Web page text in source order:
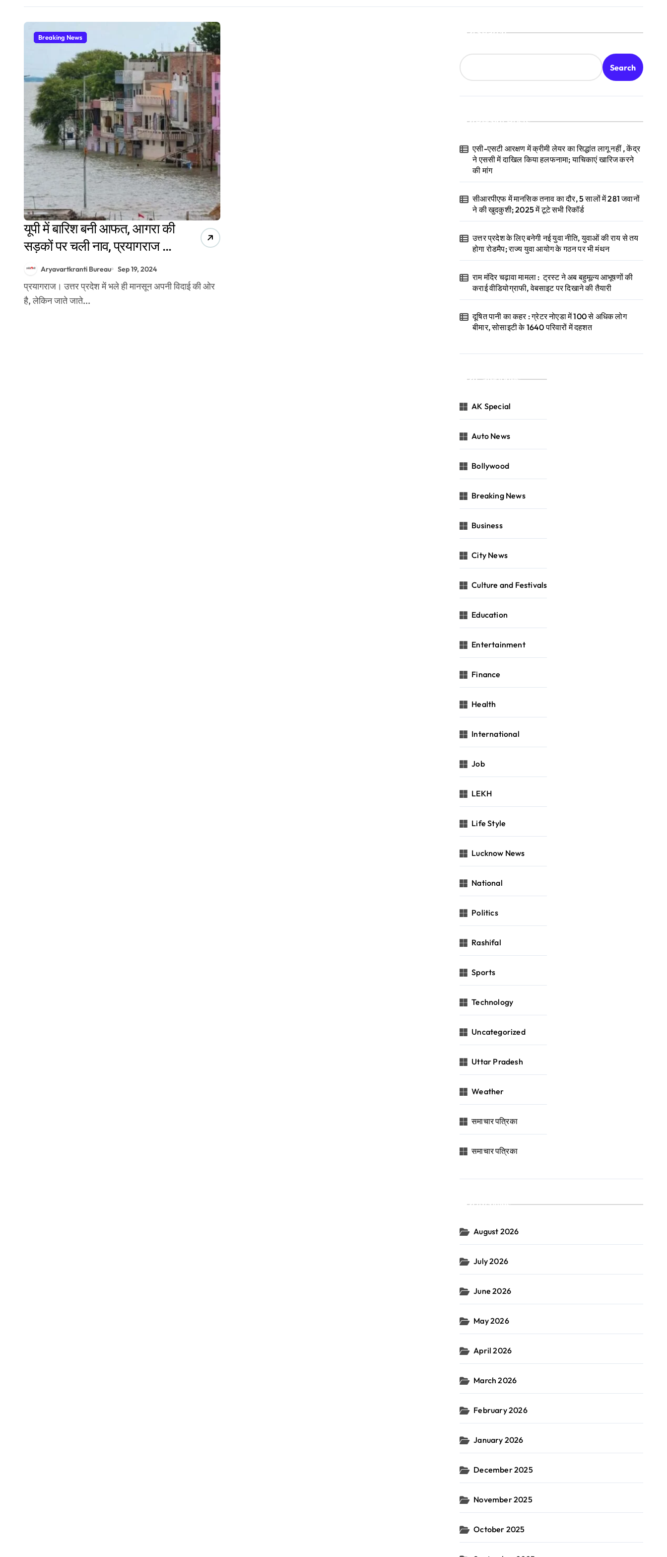
Breaking News
यूपी में बारिश बनी आफत, आगरा की
सड़कों पर चली नाव, प्रयागराज में
डूब गए दुकान-मकान
Aryavartkranti Bureau Sep 19, 2024
प्रयागराज। उत्तर प्रदेश में भले ही मानसून अपनी विदाई की ओर
है, लेकिन जाते जाते...
Search
Search
Recent Posts
एसी-एसटी आरक्षण में क्रीमी लेयर का सिद्धांत लागू नहीं , केंद्र
ने एससी में दाखिल किया हलफनामा; याचिकाएं खारिज करने
की मांग
सीआरपीएफ में मानसिक तनाव का दौर, 5 सालों में 281 जवानों
ने की खुदकुशी; 2025 में टूटे सभी रिकॉर्ड
उत्तर प्रदेश के लिए बनेगी नई युवा नीति, युवाओं की राय से तय
होगा रोडमैप; राज्य युवा आयोग के गठन पर भी मंथन
राम मंदिर चढ़ावा मामला : ट्रस्ट ने अब बहुमूल्य आभूषणों की
कराई वीडियोग्राफी, वेबसाइट पर दिखाने की तैयारी
दूषित पानी का कहर : ग्रेटर नोएडा में 100 से अधिक लोग
बीमार, सोसाइटी के 1640 परिवारों में दहशत
Categories
AK Special
Auto News
Bollywood
Breaking News
Business
City News
Culture and Festivals
Education
Entertainment
Finance
Health
International
Job
LEKH
Life Style
Lucknow News
National
Politics
Rashifal
Sports
Technology
Uncategorized
Uttar Pradesh
Weather
समाचार पत्रिका
समाचार पत्रिका
Archives
August 2026
July 2026
June 2026
May 2026
April 2026
March 2026
February 2026
January 2026
December 2025
November 2025
October 2025